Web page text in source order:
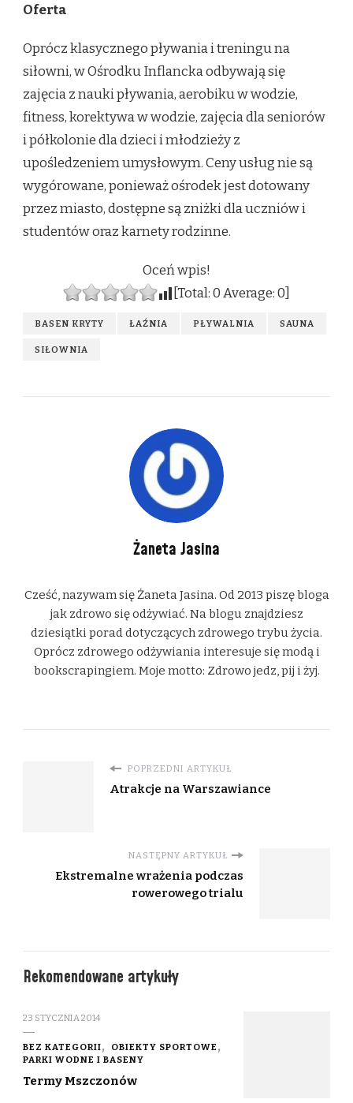
Oferta
Oprócz klasycznego pływania i treningu na
siłowni, w Ośrodku Inflancka odbywają się
zajęcia z nauki pływania, aerobiku w wodzie,
fitness, korektywa w wodzie, zajęcia dla seniorów
i półkolonie dla dzieci i młodzieży z
upośledzeniem umysłowym. Ceny usług nie są
wygórowane, ponieważ ośrodek jest dotowany
przez miasto, dostępne są zniżki dla uczniów i
studentów oraz karnety rodzinne.
Oceń wpis!
[Total:0Average:0]
BASEN KRYTY ŁAŹNIA PŁYWALNIA SAUNA
SIŁOWNIA
Żaneta Jasina
Cześć, nazywam się Żaneta Jasina. Od 2013 piszę bloga
jak zdrowo się odżywiać. Na blogu znajdziesz
dziesiątki porad dotyczących zdrowego trybu życia.
Oprócz zdrowego odżywiania interesuje się modą i
bookscrapingiem. Moje motto: Zdrowo jedz, pij i żyj.
POPRZEDNI ARTYKUŁ
Atrakcje na Warszawiance
NASTĘPNY ARTYKUŁ
Ekstremalne wrażenia podczas
rowerowego trialu
Rekomendowane artykuły
23 STYCZNIA 2014
BEZ KATEGORII
OBIEKTY SPORTOWE
PARKI WODNE I BASENY
Termy Mszczonów